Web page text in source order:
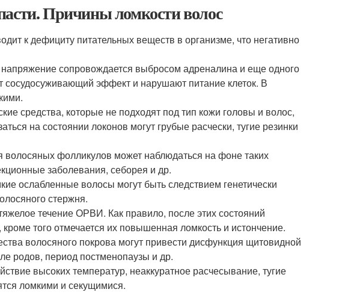
Причины ломкости волос
к дефициту питательных веществ в организме, что негативно
сопровождается выбросом адреналина и еще одного
сосудосуживающий эффект и нарушают питание клеток. В
средства, которые не подходят под тип кожи головы и волос,
на состоянии локонов могут грубые расчески, тугие резинки
фолликулов может наблюдаться на фоне таких
заболевания, себорея и др.
ослабленные волосы могут быть следствием генетически
стержня.
течение ОРВИ. Как правило, после этих состояний
того отмечается их повышенная ломкость и истончение.
волосяного покрова могут привести дисфункция щитовидной
родов, период постменопаузы и др.
высоких температур, неаккуратное расчесывание, тугие
ломкими и секущимися.